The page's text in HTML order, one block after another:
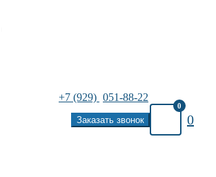
+7 (929) 051-88-22
Заказать звонок
0
0